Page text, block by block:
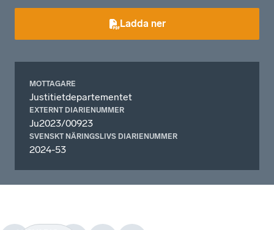
Ladda ner
MOTTAGARE
Justitietdepartementet
EXTERNT DIARIENUMMER
Ju2023/00923
SVENSKT NÄRINGSLIVS DIARIENUMMER
2024-53